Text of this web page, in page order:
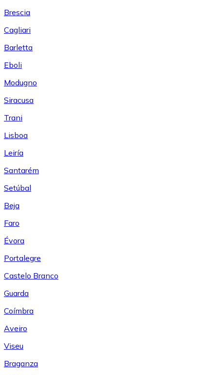
Brescia
Cagliari
Barletta
Eboli
Modugno
Siracusa
Trani
Lisboa
Leiría
Santarém
Setúbal
Beja
Faro
Évora
Portalegre
Castelo Branco
Guarda
Coímbra
Aveiro
Viseu
Braganza